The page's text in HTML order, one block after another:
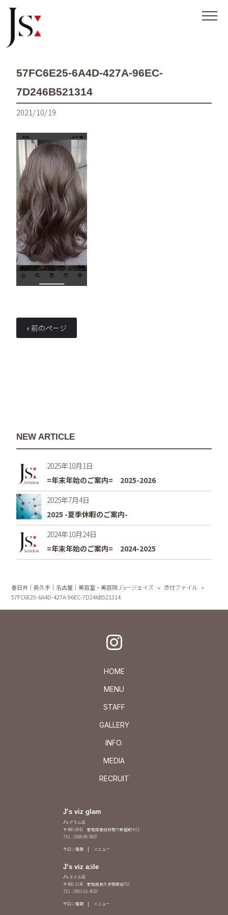
57FC6E25-6A4D-427A-96EC-
7D246B521314
2021/10/19
« 前のページ
NEW ARTICLE
2025年10月1日
=年末年始のご案内= 2025-2026
2025年7月4日
2025 -夏季休暇のご案内-
2024年10月24日
=年末年始のご案内= 2024-2025
春日井｜長久手｜名古屋｜美容室・美容院 J's－ジェイズ » 添付ファイル »
57FC6E25-6A4D-427A-96EC-7D246B521314
HOME
MENU
STAFF
GALLERY
INFO.
MEDIA
RECRUIT
J’s viz glam
J's グラム店
〒486-0842 愛知県春日井市六軒屋町4-61
TEL : 0568-86-5837
サロン情報 メニュー
J’s viz a:ile
J's エイル店
〒480-1148 愛知県長久手市根嶽701
TEL : 0561-62-4510
サロン情報 メニュー